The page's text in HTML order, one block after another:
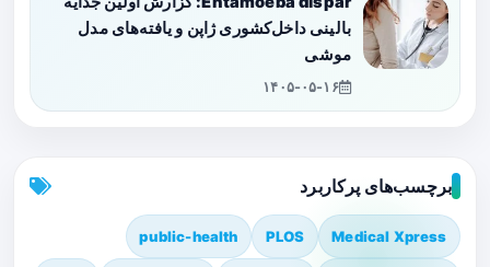
بالینی داخل‌کشوری ژاپن و یافته‌های مدل
موشی
۱۴۰۵-۰۵-۱۶
برچسب‌های پرکاربرد
Medical Xpress
PLOS
public-health